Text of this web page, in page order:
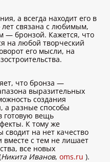
а всегда находит его в
лет связана с любимым,
— бронзой. Кажется, что
на любой творческий
его мысли, на
что бронза —
выразительных
создания
а разные способы
готовую вещь
К тому же
на нет качество
вместе с тем не лишает
все новых
Никита Иванов, oms.ru ).